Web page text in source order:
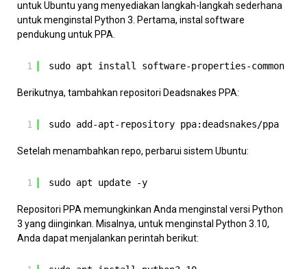
untuk Ubuntu yang menyediakan langkah-langkah sederhana
untuk menginstal Python 3. Pertama, instal software
pendukung untuk PPA.
1 sudo apt install software-properties-common -y
Berikutnya, tambahkan repositori Deadsnakes PPA:
1 sudo add-apt-repository ppa:deadsnakes/ppa
Setelah menambahkan repo, perbarui sistem Ubuntu:
1 sudo apt update -y
Repositori PPA memungkinkan Anda menginstal versi Python
3 yang diinginkan. Misalnya, untuk menginstal Python 3.10,
Anda dapat menjalankan perintah berikut: